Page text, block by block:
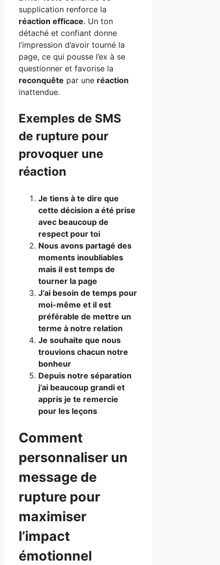
supplication renforce la
réaction efficace. Un ton
détaché et confiant donne
l’impression d’avoir tourné la
page, ce qui pousse l’ex à se
questionner et favorise la
reconquête par une réaction
inattendue.
Exemples de SMS
de rupture pour
provoquer une
réaction
Je tiens à te dire que
cette décision a été prise
avec beaucoup de
respect pour toi
Nous avons partagé des
moments inoubliables
mais il est temps de
tourner la page
J’ai besoin de temps pour
moi-même et il est
préférable de mettre un
terme à notre relation
Je souhaite que nous
trouvions chacun notre
bonheur
Depuis notre séparation
j’ai beaucoup grandi et
appris je te remercie
pour les leçons
Comment
personnaliser un
message de
rupture pour
maximiser
l’impact
émotionnel